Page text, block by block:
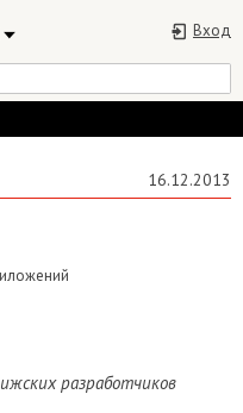
Вход
16.12.2013
разработчиков